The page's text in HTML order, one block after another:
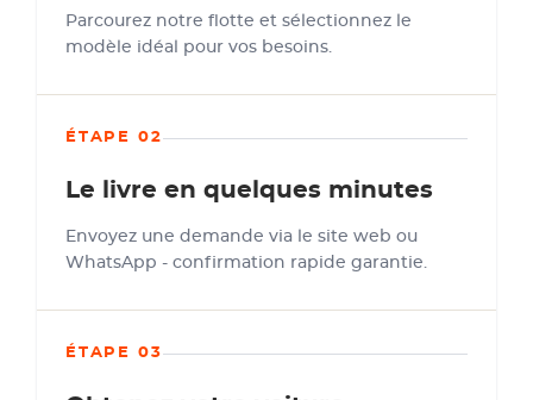
Parcourez notre flotte et sélectionnez le
modèle idéal pour vos besoins.
ÉTAPE 02
Le livre en quelques minutes
Envoyez une demande via le site web ou
WhatsApp - confirmation rapide garantie.
ÉTAPE 03